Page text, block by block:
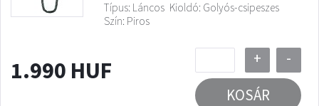
Típus: Láncos Kioldó: Golyós-csipeszes
Szín: Piros
1.990 HUF +
-
KOSÁR